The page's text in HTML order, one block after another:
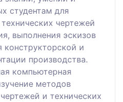
студентам для
чертежей
выполнения эскизов
конструкторской и
производства.
компьютерная
методов
и технических